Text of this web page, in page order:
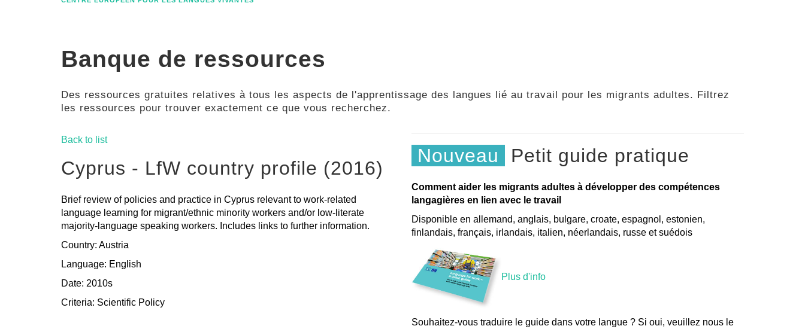
Banque de ressources
Des ressources gratuites relatives à tous les aspects de l'apprentissage des langues lié au travail pour les migrants adultes. Filtrez
les ressources pour trouver exactement ce que vous recherchez.
Back to list
Cyprus - LfW country profile (2016)
Brief review of policies and practice in Cyprus relevant to work-related
language learning for migrant/ethnic minority workers and/or low-literate
majority-language speaking workers. Includes links to further information.
Country: Austria
Language: English
Date: 2010s
Criteria: Scientific Policy
Nouveau Petit guide pratique
Comment aider les migrants adultes à développer des compétences
langagières en lien avec le travail
Disponible en allemand, anglais, bulgare, croate, espagnol, estonien,
finlandais, français, irlandais, italien, néerlandais, russe et suédois
Plus d'info
Souhaitez-vous traduire le guide dans votre langue ? Si oui, veuillez nous le